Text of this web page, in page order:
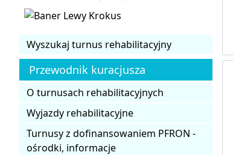
Wyszukaj turnus rehabilitacyjny
Przewodnik kuracjusza
O turnusach rehabilitacyjnych
Wyjazdy rehabilitacyjne
Turnusy z dofinansowaniem PFRON -
ośrodki, informacje